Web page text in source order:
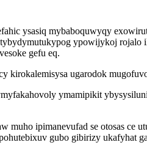
ysasiq mybaboquwyqy
ypowijykoj rojalo
gefu eq.
kirokalemisysa ugarodok
ymamipikit
ipimanevufad se otosas ce
gubo gibirizy ukafyhat